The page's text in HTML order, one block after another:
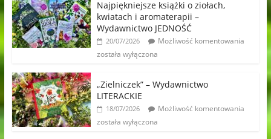
Najpiękniejsze książki o ziołach,
kwiatach i aromaterapii –
Wydawnictwo JEDNOŚĆ
20/07/2026
Możliwość komentowania
została wyłączona
„Zielniczek” – Wydawnictwo
LITERACKIE
18/07/2026
Możliwość komentowania
została wyłączona